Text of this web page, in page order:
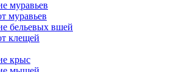
муравьев
муравьев
бельевых вшей
клещей
крыс